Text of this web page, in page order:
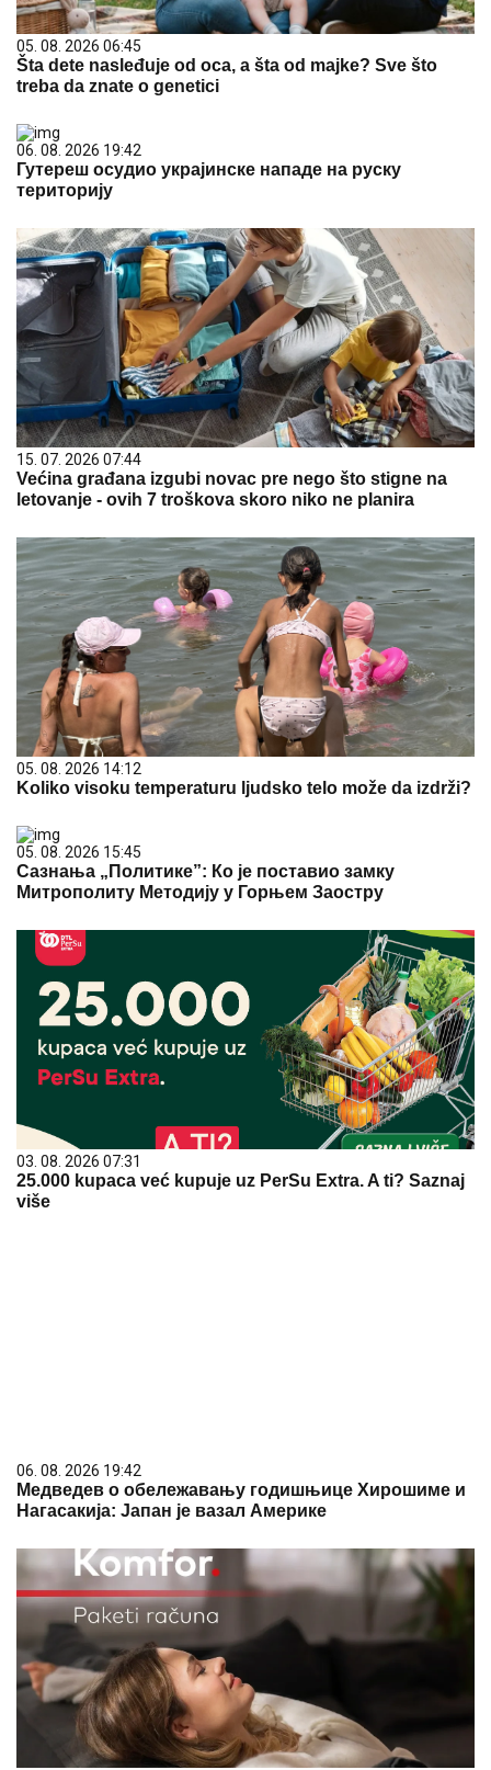
05. 08. 2026 06:45
Šta dete nasleđuje od oca, a šta od majke? Sve što
treba da znate o genetici
06. 08. 2026 19:42
Гутереш осудио украјинске нападе на руску
територију
15. 07. 2026 07:44
Većina građana izgubi novac pre nego što stigne na
letovanje - ovih 7 troškova skoro niko ne planira
05. 08. 2026 14:12
Koliko visoku temperaturu ljudsko telo može da izdrži?
05. 08. 2026 15:45
Сазнања „Политике”: Ко је поставио замку
Митрополиту Методију у Горњем Заостру
03. 08. 2026 07:31
25.000 kupaca već kupuje uz PerSu Extra. A ti? Saznaj
više
06. 08. 2026 19:42
Медведев о обележавању годишњице Хирошиме и
Нагасакија: Јапан је вазал Америке